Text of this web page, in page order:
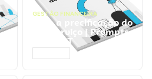
GESTÃO FINANCEIRA
Faça a precificação do
seu serviço | Prompts
ChatGPT